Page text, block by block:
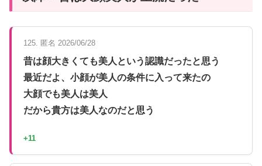
125. 匿名 2026/06/28
昔は顔大きくても美人という認識だったと思う
最近だよ、小顔が美人の条件に入って来たの
大顔でも美人は美人
だから貴方は美人なのだと思う
+11